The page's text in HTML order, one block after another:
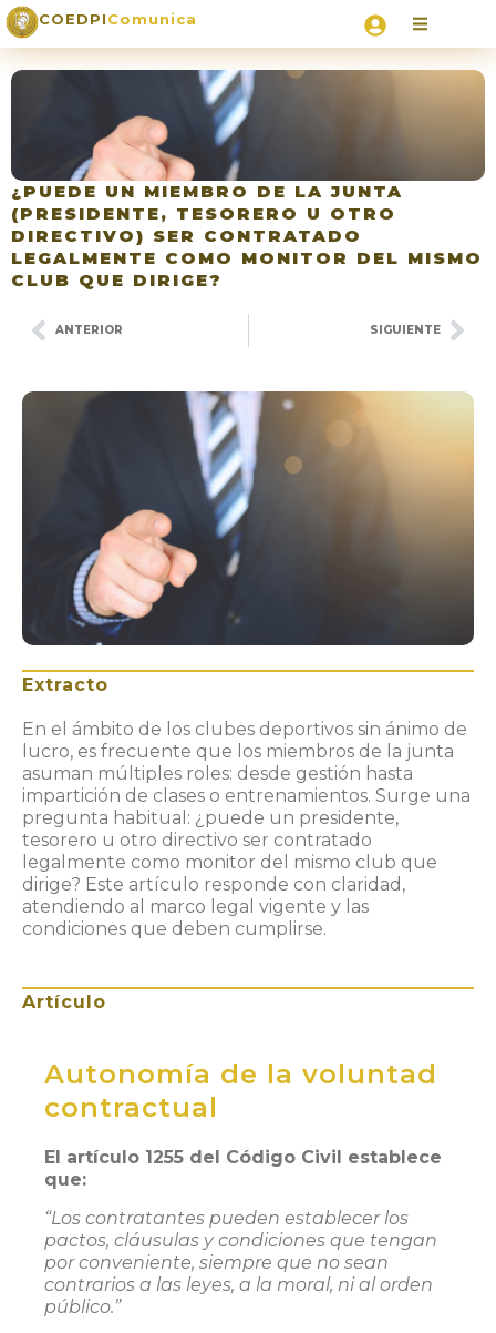
COEDPIComunica
¿PUEDE UN MIEMBRO DE LA JUNTA
(PRESIDENTE, TESORERO U OTRO
DIRECTIVO) SER CONTRATADO
LEGALMENTE COMO MONITOR DEL MISMO
CLUB QUE DIRIGE?
ANTERIOR SIGUIENTE
Extracto
En el ámbito de los clubes deportivos sin ánimo de
lucro, es frecuente que los miembros de la junta
asuman múltiples roles: desde gestión hasta
impartición de clases o entrenamientos. Surge una
pregunta habitual: ¿puede un presidente,
tesorero u otro directivo ser contratado
legalmente como monitor del mismo club que
dirige? Este artículo responde con claridad,
atendiendo al marco legal vigente y las
condiciones que deben cumplirse.
Artículo
Autonomía de la voluntad
contractual
El artículo 1255 del Código Civil establece
que:
“Los contratantes pueden establecer los
pactos, cláusulas y condiciones que tengan
por conveniente, siempre que no sean
contrarios a las leyes, a la moral, ni al orden
público.”